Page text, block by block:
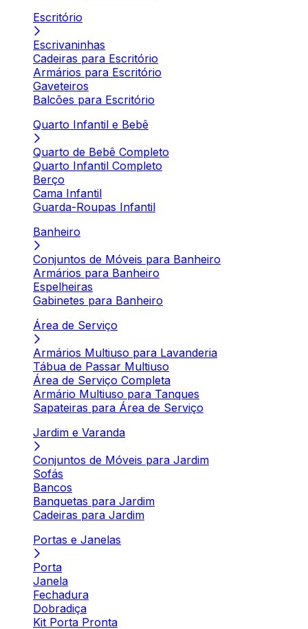
Escritório
Escrivaninhas
Cadeiras para Escritório
Armários para Escritório
Gaveteiros
Balcões para Escritório
Quarto Infantil e Bebê
Quarto de Bebê Completo
Quarto Infantil Completo
Berço
Cama Infantil
Guarda-Roupas Infantil
Banheiro
Conjuntos de Móveis para Banheiro
Armários para Banheiro
Espelheiras
Gabinetes para Banheiro
Área de Serviço
Armários Multiuso para Lavanderia
Tábua de Passar Multiuso
Área de Serviço Completa
Armário Multiuso para Tanques
Sapateiras para Área de Serviço
Jardim e Varanda
Conjuntos de Móveis para Jardim
Sofás
Bancos
Banquetas para Jardim
Cadeiras para Jardim
Portas e Janelas
Porta
Janela
Fechadura
Dobradiça
Kit Porta Pronta